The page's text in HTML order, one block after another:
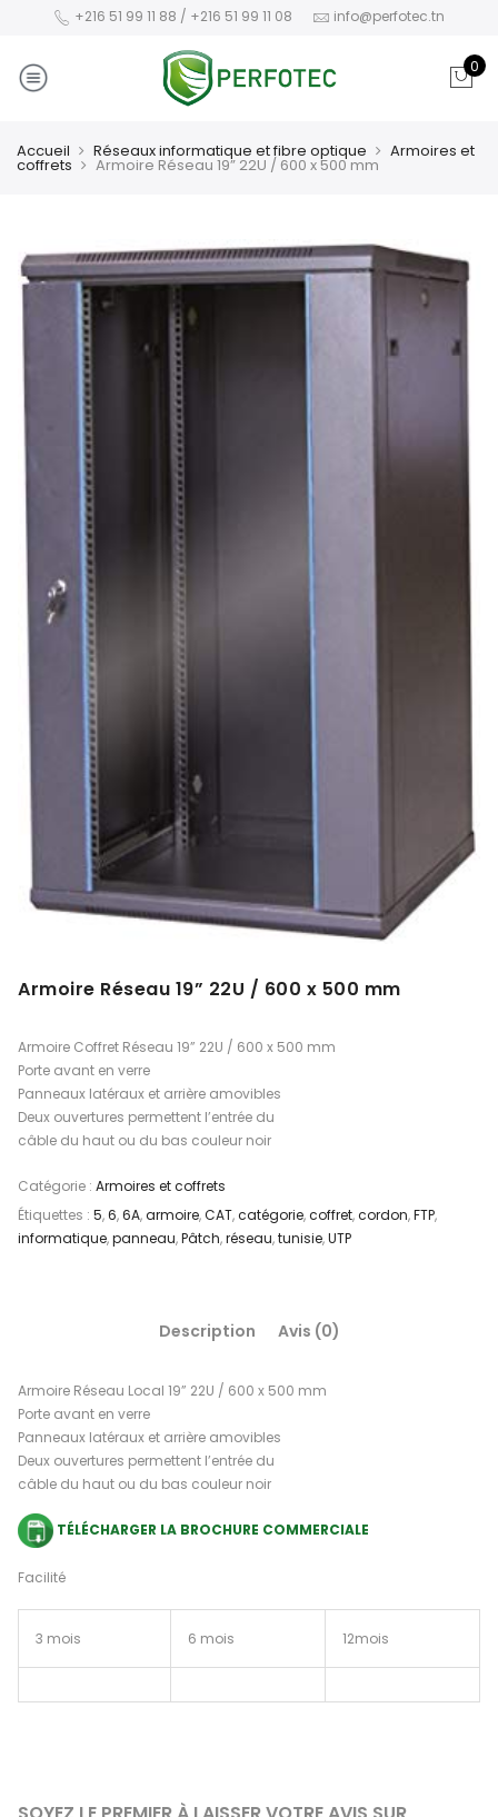
+216 51 99 11 88 / +216 51 99 11 08 info@perfotec.tn
0
Accueil Réseaux informatique et fibre optique Armoires et
coffrets Armoire Réseau 19” 22U / 600 x 500 mm
Armoire Réseau 19” 22U / 600 x 500 mm
Armoire Coffret Réseau 19” 22U / 600 x 500 mm
Porte avant en verre
Panneaux latéraux et arrière amovibles
Deux ouvertures permettent l’entrée du
câble du haut ou du bas couleur noir
Catégorie : Armoires et coffrets
Étiquettes : 5,6,6A,armoire,CAT,catégorie,coffret,cordon,FTP,
informatique,panneau,Pâtch,réseau,tunisie,UTP
Description Avis (0)
Armoire Réseau Local 19” 22U / 600 x 500 mm
Porte avant en verre
Panneaux latéraux et arrière amovibles
Deux ouvertures permettent l’entrée du
câble du haut ou du bas couleur noir
TÉLÉCHARGER LA BROCHURE COMMERCIALE
Facilité
3 mois 6 mois 12mois